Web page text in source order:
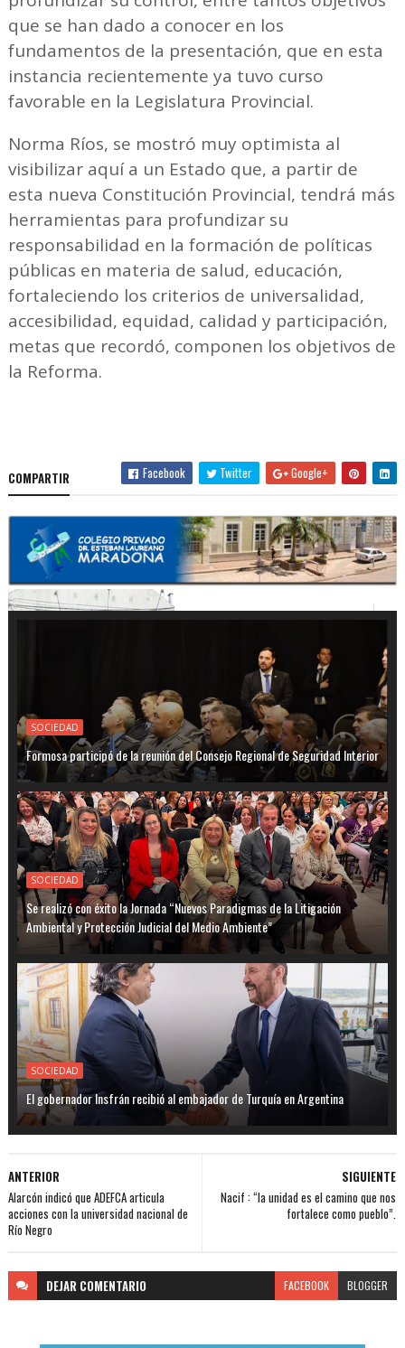
que se han dado a conocer en los
fundamentos de la presentación, que en esta
instancia recientemente ya tuvo curso
favorable en la Legislatura Provincial.
Norma Ríos, se mostró muy optimista al
visibilizar aquí a un Estado que, a partir de
esta nueva Constitución Provincial, tendrá más
herramientas para profundizar su
responsabilidad en la formación de políticas
públicas en materia de salud, educación,
fortaleciendo los criterios de universalidad,
accesibilidad, equidad, calidad y participación,
metas que recordó, componen los objetivos de
la Reforma.
COMPARTIR Facebook Twitter Google+
SOCIEDAD
Formosa participó de la reunión del Consejo Regional de Seguridad Interior
SOCIEDAD
Se realizó con éxito la Jornada “Nuevos Paradigmas de la Litigación
Ambiental y Protección Judicial del Medio Ambiente”
SOCIEDAD
El gobernador Insfrán recibió al embajador de Turquía en Argentina
SIGUIENTE
Nacif : “la unidad es el camino que nos
fortalece como pueblo”.
ANTERIOR
Alarcón indicó que ADEFCA articula
acciones con la universidad nacional de
Río Negro
DEJAR COMENTARIO FACEBOOK BLOGGER